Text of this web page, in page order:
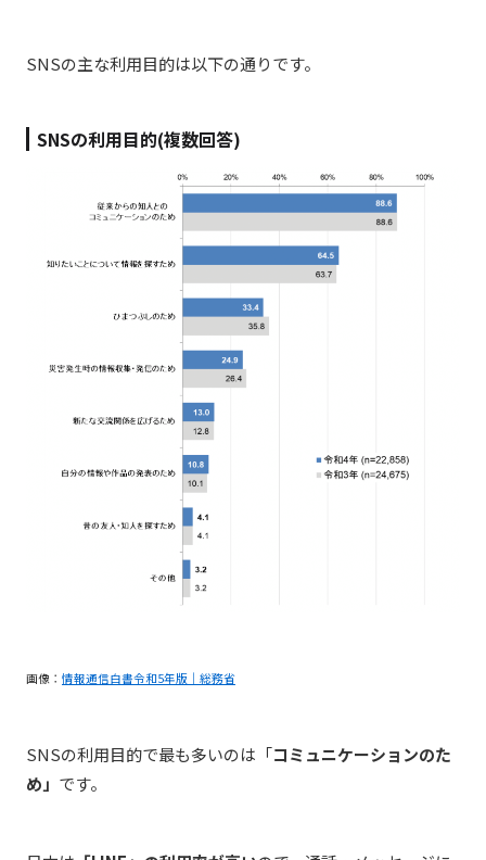
SNSの主な利用目的は以下の通りです。
SNSの利用目的(複数回答)
画像： 情報通信白書令和5年版｜総務省
SNSの利用目的で最も多いのは「コミュニケーションのた
め」 です。